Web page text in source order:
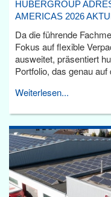
HUBERGROUP
AMERICAS 2026
Da die führende
Fokus auf flexible
ausweitet, präsentiert
Portfolio, das genau
Weiterlesen...